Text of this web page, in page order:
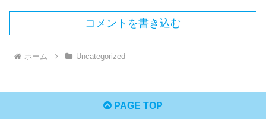
コメントを書き込む
ホーム Uncategorized
PAGE TOP